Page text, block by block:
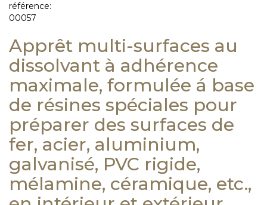
référence:
00057
Apprêt multi-surfaces au
dissolvant à adhérence
maximale, formulée á base
de résines spéciales pour
préparer des surfaces de
fer, acier, aluminium,
galvanisé, PVC rigide,
mélamine, céramique, etc.,